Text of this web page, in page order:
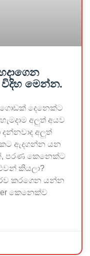
විදිහ මෙන්න.
ගොඩක් දෙනෙක්ට
අලුත් අයව
අලුත්
ඇදගන්න යන
පරණ කෙනෙක්ට
කියලා?
කරගෙන යන්න
කෙනෙක්ව